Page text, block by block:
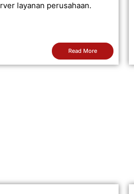
layanan perusahaan.
Read More